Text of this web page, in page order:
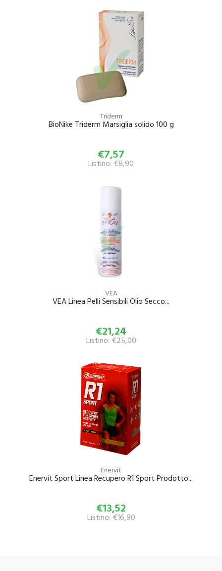
Triderm
BioNike Triderm Marsiglia solido 100 g
€7,57
Listino: €8,90
VEA
VEA Linea Pelli Sensibili Olio Secco...
€21,24
Listino: €25,00
Enervit
Enervit Sport Linea Recupero R1 Sport Prodotto...
€13,52
Listino: €16,90